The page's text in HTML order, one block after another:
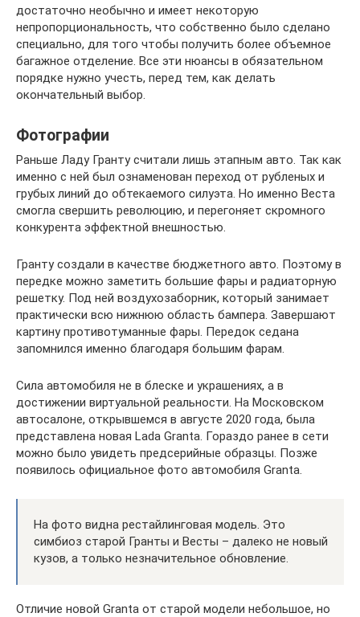
достаточно необычно и имеет некоторую
непропорциональность, что собственно было сделано
специально, для того чтобы получить более объемное
багажное отделение. Все эти нюансы в обязательном
порядке нужно учесть, перед тем, как делать
окончательный выбор.
Фотографии
Раньше Ладу Гранту считали лишь этапным авто. Так как
именно с ней был ознаменован переход от рубленых и
грубых линий до обтекаемого силуэта. Но именно Веста
смогла свершить революцию, и перегоняет скромного
конкурента эффектной внешностью.
Гранту создали в качестве бюджетного авто. Поэтому в
передке можно заметить большие фары и радиаторную
решетку. Под ней воздухозаборник, который занимает
практически всю нижнюю область бампера. Завершают
картину противотуманные фары. Передок седана
запомнился именно благодаря большим фарам.
Сила автомобиля не в блеске и украшениях, а в
достижении виртуальной реальности. На Московском
автосалоне, открывшемся в августе 2020 года, была
представлена новая Lada Granta. Гораздо ранее в сети
можно было увидеть предсерийные образцы. Позже
появилось официальное фото автомобиля Granta.
На фото видна рестайлинговая модель. Это
симбиоз старой Гранты и Весты – далеко не новый
кузов, а только незначительное обновление.
Отличие новой Granta от старой модели небольшое, но